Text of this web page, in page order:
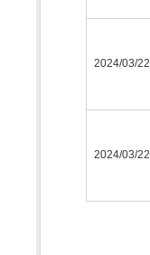
2024/03/22
2024/03/22